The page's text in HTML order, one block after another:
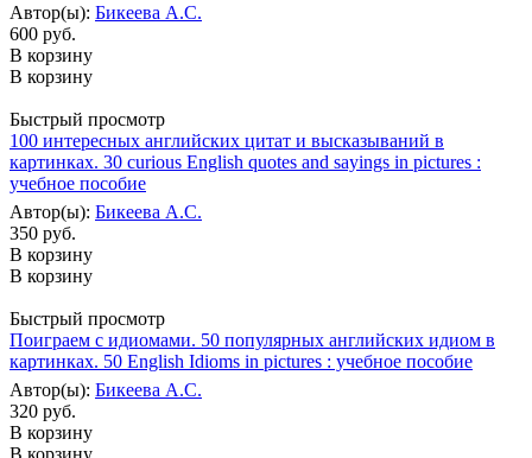
Автор(ы): Бикеева А.С.
600 руб.
В корзину
В корзину
Быстрый просмотр
100 интересных английских цитат и высказываний в
картинках. 30 curious English quotes and sayings in pictures :
учебное пособие
Автор(ы): Бикеева А.С.
350 руб.
В корзину
В корзину
Быстрый просмотр
Поиграем с идиомами. 50 популярных английских идиом в
картинках. 50 English Idioms in pictures : учебное пособие
Автор(ы): Бикеева А.С.
320 руб.
В корзину
В корзину